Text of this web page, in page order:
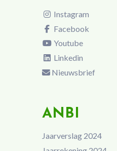
Instagram
Facebook
Youtube
Linkedin
Nieuwsbrief
ANBI
Jaarverslag 2024